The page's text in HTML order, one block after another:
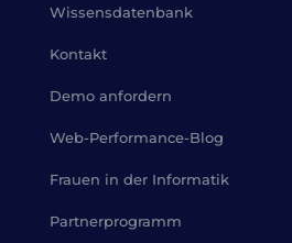
Wissensdatenbank
Kontakt
Demo anfordern
Web-Performance-Blog
Frauen in der Informatik
Partnerprogramm